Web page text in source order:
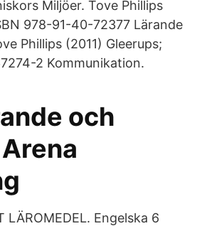
Miljöer. Tove Phillips
978-91-40-72377 Lärande
Phillips (2011) Gleerups;
2 Kommunikation.
och
LÄROMEDEL. Engelska 6